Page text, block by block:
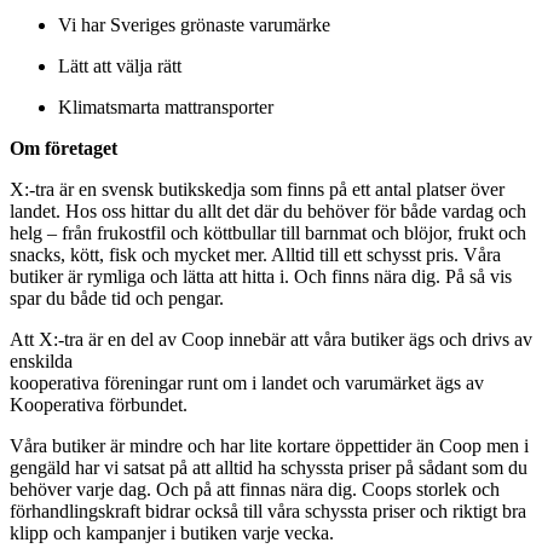
Vi har Sveriges grönaste varumärke
Lätt att välja rätt
Klimatsmarta mattransporter
Om företaget
X:-tra är en svensk butikskedja som finns på ett antal platser över
landet. Hos oss hittar du allt det där du behöver för både vardag och
helg – från frukostfil och köttbullar till barnmat och blöjor, frukt och
snacks, kött, fisk och mycket mer. Alltid till ett schysst pris. Våra
butiker är rymliga och lätta att hitta i. Och finns nära dig. På så vis
spar du både tid och pengar.
Att X:-tra är en del av Coop innebär att våra butiker ägs och drivs av
enskilda
kooperativa föreningar runt om i landet och varumärket ägs av
Kooperativa förbundet.
Våra butiker är mindre och har lite kortare öppettider än Coop men i
gengäld har vi satsat på att alltid ha schyssta priser på sådant som du
behöver varje dag. Och på att finnas nära dig. Coops storlek och
förhandlingskraft bidrar också till våra schyssta priser och riktigt bra
klipp och kampanjer i butiken varje vecka.